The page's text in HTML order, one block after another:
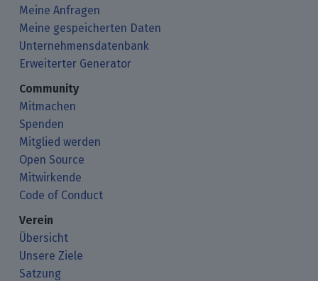
Meine Anfragen
Meine gespeicherten Daten
Unternehmensdatenbank
Erweiterter Generator
Community
Mitmachen
Spenden
Mitglied werden
Open Source
Mitwirkende
Code of Conduct
Verein
Übersicht
Unsere Ziele
Satzung